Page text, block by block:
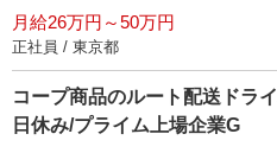
月給26万円～50万円
正社員 / 東京都
コープ商品のルート配送ドラ
日休み/プライム上場企業G